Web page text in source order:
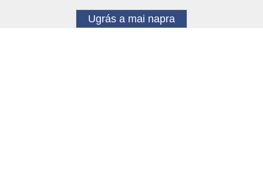
Ugrás a mai napra